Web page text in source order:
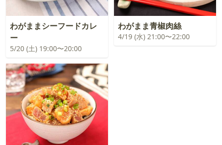
わがままシーフードカレ
ー
5/20 (土) 19:00〜20:00
わがまま青椒肉絲
4/19 (水) 21:00〜22:00